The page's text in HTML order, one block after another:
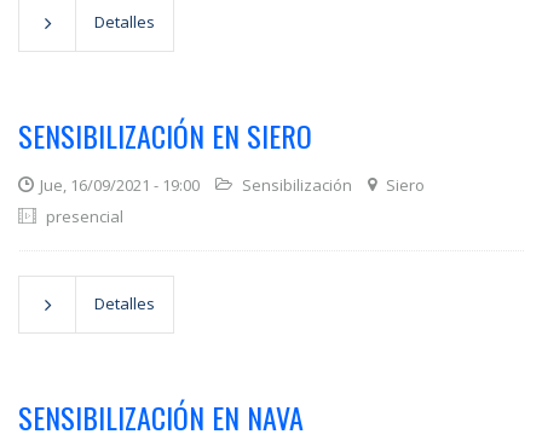
Detalles
SENSIBILIZACIÓN EN SIERO
Jue, 16/09/2021 - 19:00 Sensibilización
Siero
presencial
Detalles
SENSIBILIZACIÓN EN NAVA